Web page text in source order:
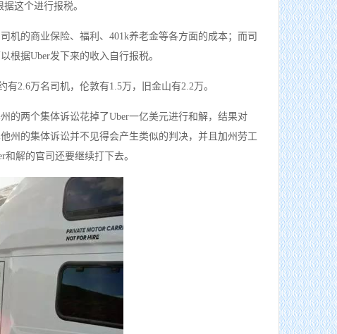
这个进行报税。
机的商业保险、福利、401k养老金等各方面的成本；而司
根据Uber发下来的收入自行报税。
2.6万名司机，伦敦有1.5万，旧金山有2.2万。
的两个集体诉讼花掉了Uber一亿美元进行和解，结果对
州的集体诉讼并不见得会产生类似的判决，并且加州劳工
解的官司还要继续打下去。